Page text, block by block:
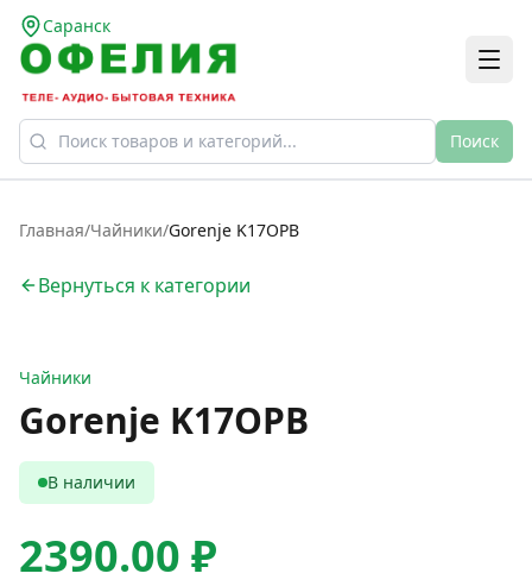
Саранск
Поиск
Главная/Чайники/Gorenje K17OPB
Вернуться к категории
Чайники
Gorenje K17OPB
В наличии
2390.00 ₽